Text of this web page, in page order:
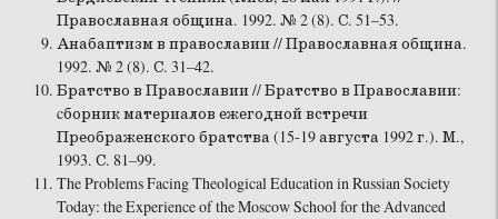
Православная община. 1992. № 2 (8). С. 51–53.
Анабаптизм в православии // Православная община.
1992. № 2 (8). С. 31–42.
Братство в Православии // Братство в Православии:
cборник материалов ежегодной встречи
Преображенского братства (15-19 августа 1992 г.). М.,
1993. С. 81–99.
The Problems Facing Theological Education in Russian Society
Today: the Experience of the Moscow School for the Advanced